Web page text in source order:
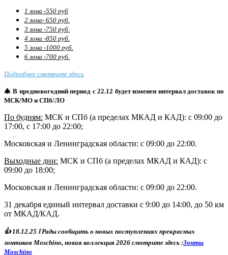
1 зона -550 руб
2 зона- 650 руб.
3 зона -750 руб.
4 зона -850 руб.
5 зона -1000 руб.
6 зона -700 руб.
Подробнее смотрите здесь
🎄 В предновогодний период с 22.12 будет изменен интервал доставок по
МСК/МО и СПб/ЛО
По будням: МСК и СПб (а пределах МКАД и КАД): с 09:00 до
17:00, с 17:00 до 22:00;
Московская и Ленинградская области: с 09:00 до 22:00.
Выходные дни: МСК и СПб (а пределах МКАД и КАД): с
09:00 до 18:00;
Московская и Ленинградская области: с 09:00 до 22:00.
31 декабря единый интервал доставки с 9:00 до 14:00, до 50 км
от МКАД/КАД.
👍18.12.25 ❕ Рады сообщить о новых поступлениях прекрасных
зонтиков Moschino, новая коллекция 2026 смотрите здесь :Зонты
Moschino